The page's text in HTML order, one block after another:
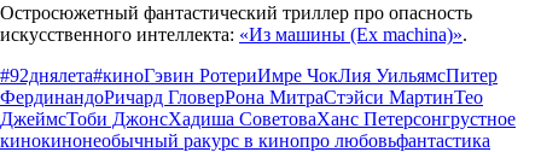
Остросюжетный фантастический триллер про опасность
искусcтвенного интеллекта: «Из машины (Ex machina)».
#92днялета#киноГэвин РотериИмре ЧокЛия УильямсПитер
ФердинандоРичард ГловерРона МитраСтэйси МартинТео
ДжеймсТоби ДжонсХадиша СоветоваХанс Петерсонгрустное
кинокинонеобычный ракурс в кинопро любовьфантастика